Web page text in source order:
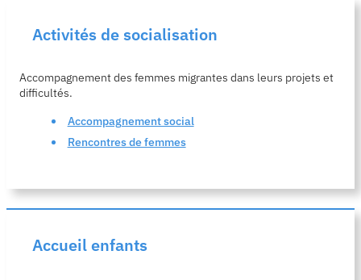
Activités de socialisation
Accompagnement des femmes migrantes dans leurs projets et
difficultés.
Accompagnement social
Rencontres de femmes
Accueil enfants